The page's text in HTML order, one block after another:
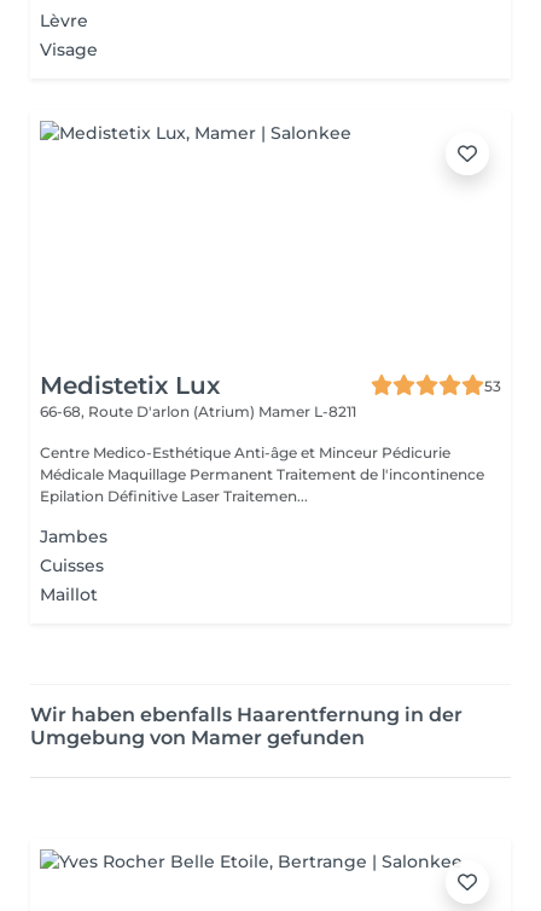
Lèvre
Visage
Medistetix Lux
53
66-68, Route D'arlon (Atrium) Mamer L-8211
Centre Medico-Esthétique Anti-âge et Minceur Pédicurie
Médicale Maquillage Permanent Traitement de l'incontinence
Epilation Définitive Laser Traitemen...
Jambes
Cuisses
Maillot
Wir haben ebenfalls Haarentfernung in der
Umgebung von Mamer gefunden